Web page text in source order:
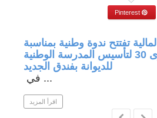
Pinterest
تفتتح ندوة وطنية بمناسبة
الأحتفال بالذكرى 30 لتأسيس المدرسة الوطنية
للديوانة بفندق الجديد
في ...
اقرأ المزيد